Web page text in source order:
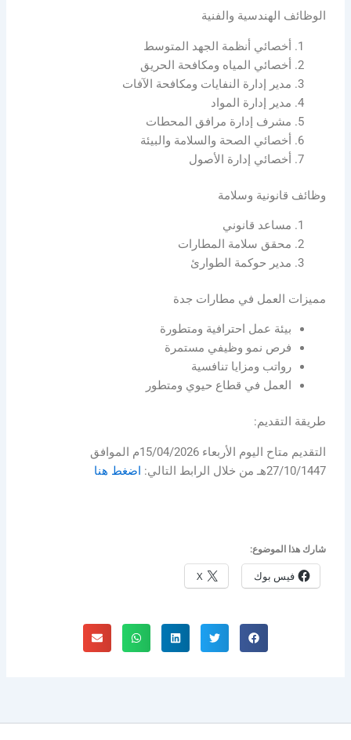
الوظائف الهندسية والفنية
أخصائي أنظمة الجهد المتوسط
أخصائي المياه ومكافحة الحريق
مدير إدارة النفايات ومكافحة الآفات
مدير إدارة المواد
مشرف إدارة مرافق المحطات
أخصائي الصحة والسلامة والبيئة
أخصائي إدارة الأصول
وظائف قانونية وسلامة
مساعد قانوني
محقق سلامة المطارات
مدير حوكمة الطوارئ
مميزات العمل في مطارات جدة
بيئة عمل احترافية ومتطورة
فرص نمو وظيفي مستمرة
رواتب ومزايا تنافسية
العمل في قطاع حيوي ومتطور
طريقة التقديم:
التقديم متاح اليوم الأربعاء 15/04/2026م الموافق
27/10/1447هـ من خلال الرابط التالي:
اضغط هنا
شارك هذا الموضوع:
فيس بوك X